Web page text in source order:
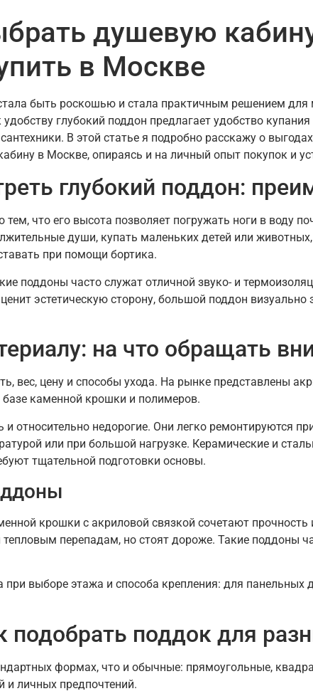
душевую
в Москве
быть роскошью и стала практичным решением для
глубокий поддон предлагает удобство
В этой статье я подробно расскажу о
в Москве, опираясь и на личный опыт покупок и
глубокий поддон:
тем, что его высота позволяет погружать ноги в воду
души, купать маленьких детей или
при помощи бортика.
поддоны часто служат отличной звуко- и
эстетическую сторону, большой поддон
на что обращать
вес, цену и способы ухода. На рынке представлены
каменной крошки и полимеров.
относительно недорогие. Они легко ремонтируются
или при большой нагрузке. Керамические и
тщательной подготовки основы.
крошки с акриловой связкой сочетают
перепадам, но стоят дороже. Такие поддоны
выборе этажа и способа крепления: для
подобрать поддок для
формах, что и обычные: прямоугольные,
личных предпочтений.